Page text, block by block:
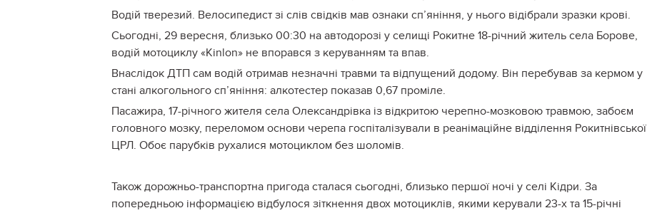
Водій тверезий. Велосипедист зі слів свідків мав ознаки сп’яніння, у нього відібрали зразки крові.
Сьогодні, 29 вересня, близько 00:30 на автодорозі у селищі Рокитне 18-річний житель села Борове,
водій мотоциклу «Kinlon» не впорався з керуванням та впав.
Внаслідок ДТП сам водій отримав незначні травми та відпущений додому. Він перебував за кермом у
стані алкогольного сп’яніння: алкотестер показав 0,67 проміле.
Пасажира, 17-річного жителя села Олександрівка із відкритою черепно-мозковою травмою, забоєм
головного мозку, переломом основи черепа госпіталізували в реанімаційне відділення Рокитнівської
ЦРЛ. Обоє парубків рухалися мотоциклом без шоломів.
Також дорожньо-транспортна пригода сталася сьогодні, близько першої ночі у селі Кідри. За
попередньою інформацією відбулося зіткнення двох мотоциклів, якими керували 23-х та 15-річні